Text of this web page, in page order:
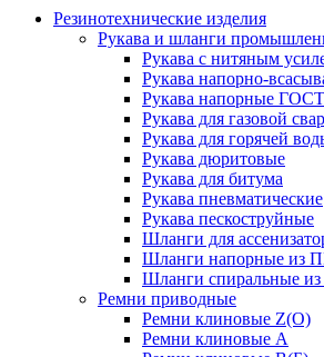
Резинотехнические изделия
Рукава и шланги
Рукава с нитяным
Рукава напорно-
Рукава напорные
Рукава для газовой
Рукава для горячей
Рукава дюритовые
Рукава для битума
Рукава пневматические
Рукава пескоструйные
Шланги для
Шланги напорные из
Шланги спиральные
Ремни приводные
Ремни клиновые Z(О)
Ремни клиновые А